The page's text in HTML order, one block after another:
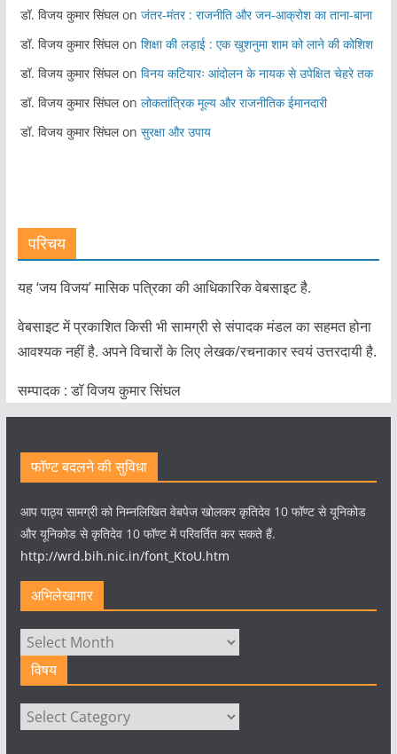
डॉ. विजय कुमार सिंघलon जंतर-मंतर : राजनीति और जन-आक्रोश का ताना-बाना
डॉ. विजय कुमार सिंघलon शिक्षा की लड़ाई : एक खुशनुमा शाम को लाने की कोशिश
डॉ. विजय कुमार सिंघलon विनय कटियारः आंदोलन के नायक से उपेक्षित चेहरे तक
डॉ. विजय कुमार सिंघलon लोकतांत्रिक मूल्य और राजनीतिक ईमानदारी
डॉ. विजय कुमार सिंघलon सुरक्षा और उपाय
परिचय
यह ‘जय विजय’ मासिक पत्रिका की आधिकारिक वेबसाइट है.
वेबसाइट में प्रकाशित किसी भी सामग्री से संपादक मंडल का सहमत होना
आवश्यक नहीं है. अपने विचारों के लिए लेखक/रचनाकार स्वयं उत्तरदायी है.
सम्पादक : डाॅ विजय कुमार सिंघल
फॉण्ट बदलने की सुविधा
आप पाठ्य सामग्री को निम्नलिखित वेबपेज खोलकर कृतिदेव 10 फॉण्ट से यूनिकोड
और यूनिकोड से कृतिदेव 10 फॉण्ट में परिवर्तित कर सकते हैं.
http://wrd.bih.nic.in/font_KtoU.htm
अभिलेखागार
अभिलेखागार
विषय
विषय